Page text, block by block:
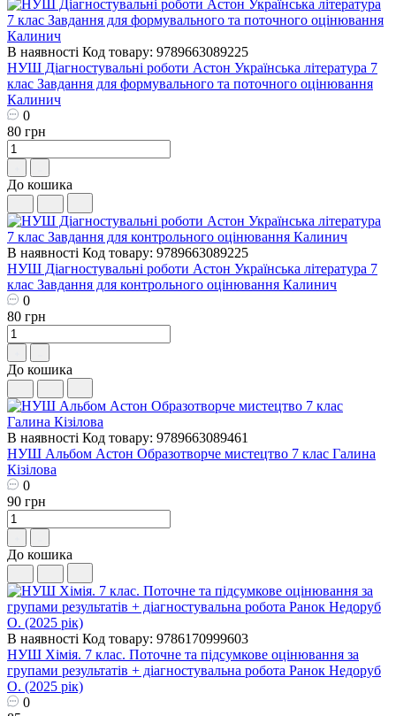
В наявності Код товару: 9789663089225
НУШ ​Діагностувальні роботи Астон Українська література 7
клас Завдання для формувального та поточного оцінювання
Калинич
0
80 грн
До кошика
В наявності Код товару: 9789663089225
НУШ ​Діагностувальні роботи Астон Українська література 7
клас Завдання для контрольного оцінювання Калинич
0
80 грн
До кошика
В наявності Код товару: 9789663089461
НУШ ​Альбом Астон Образотворче мистецтво 7 клас Галина
Кізілова
0
90 грн
До кошика
В наявності Код товару: 9786170999603
НУШ Хімія. 7 клас. Поточне та підсумкове оцінювання за
групами результатів + діагностувальна робота Ранок Недоруб
О. (2025 рік)
0